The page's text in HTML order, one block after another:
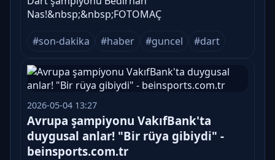
Nas!&nbsp;&nbsp;FOTOMAÇ
#son-dakika
#haber #guncel #dart
2026-05-04 13:27
Avrupa şampiyonu VakıfBank'ta
duygusal anlar! "Bir rüya gibiydi" -
beinsports.com.tr